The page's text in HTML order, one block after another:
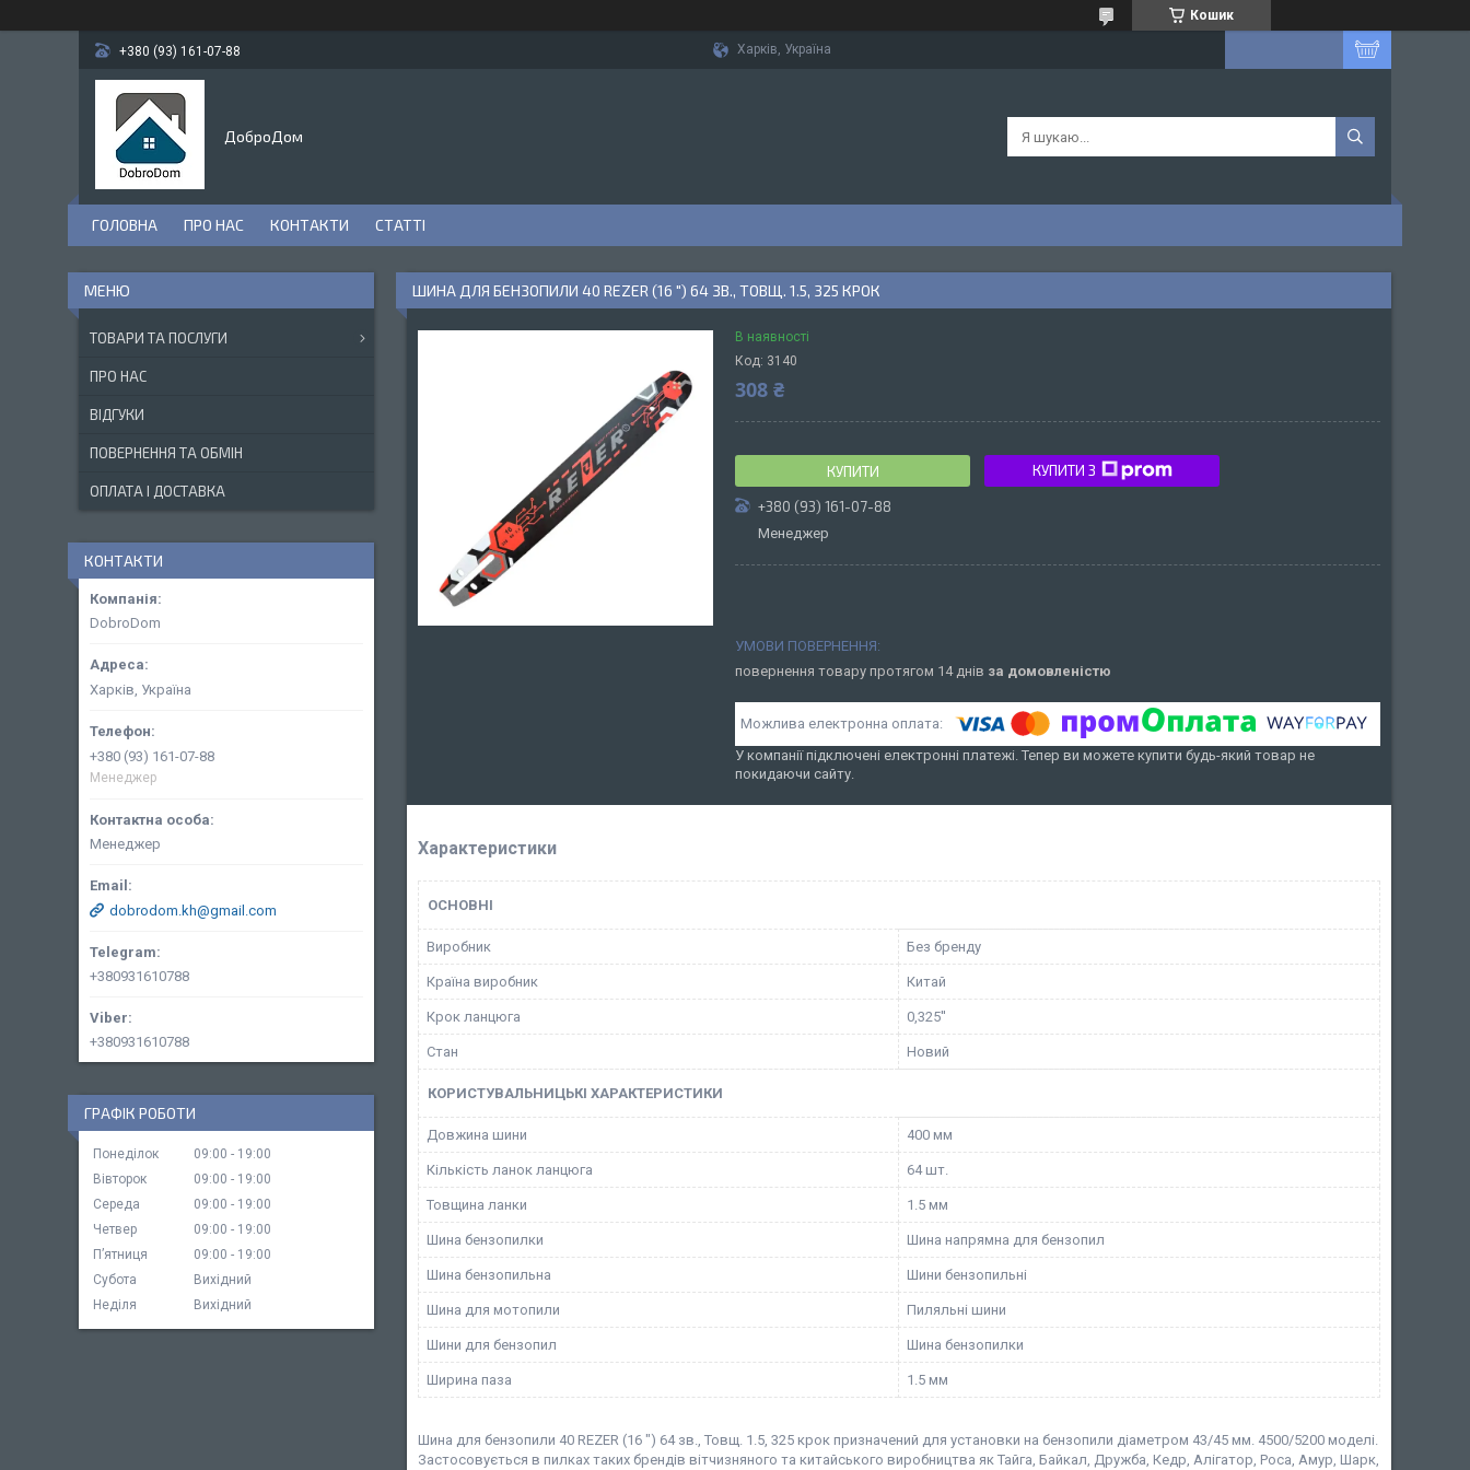
Кошик
+380 (93) 161-07-88 Харків, Україна
ДоброДом
ГОЛОВНА ПРО НАС КОНТАКТИ СТАТТІ
ШИНА ДЛЯ БЕНЗОПИЛИ 40 REZER (16 ") 64 ЗВ., ТОВЩ. 1.5, 325 КРОК
В наявності
Код: 3140
308 ₴
КУПИТИ КУПИТИ З
+380 (93) 161-07-88
Менеджер
повернення товару протягом 14 днів за домовленістю
У компанії підключені електронні платежі. Тепер ви можете купити будь-який товар не
покидаючи сайту.
Характеристики
ОСНОВНІ
Виробник Без бренду
Країна виробник Китай
Крок ланцюга 0,325''
Стан Новий
КОРИСТУВАЛЬНИЦЬКІ ХАРАКТЕРИСТИКИ
Довжина шини 400 мм
Кількість ланок ланцюга 64 шт.
Товщина ланки 1.5 мм
Шина бензопилки Шина напрямна для бензопил
Шина бензопильна Шини бензопильні
Шина для мотопили Пиляльні шини
Шини для бензопил Шина бензопилки
Ширина паза 1.5 мм
Шина для бензопили 40 REZER (16 ") 64 зв., Товщ. 1.5, 325 крок призначений для установки на бензопили діаметром 43/45 мм. 4500/5200 моделі.
Застосовується в пилках таких брендів вітчизняного та китайського виробництва як Тайга, Байкал, Дружба, Кедр, Алігатор, Роса, Амур, Шарк,
ТОВАРИ ТА ПОСЛУГИ
ПРО НАС
ВІДГУКИ
ПОВЕРНЕННЯ ТА ОБМІН
ОПЛАТА І ДОСТАВКА
КОНТАКТИ
DobroDom
Харків, Україна
+380 (93) 161-07-88
Менеджер
Менеджер
dobrodom.kh@gmail.com
+380931610788
+380931610788
ГРАФІК РОБОТИ
Понеділок 09:00
19:00
Вівторок
09:00
19:00
Середа
09:00
19:00
Четвер
09:00
19:00
Пʼятниця
09:00
19:00
Субота
Вихідний
Неділя
Вихідний